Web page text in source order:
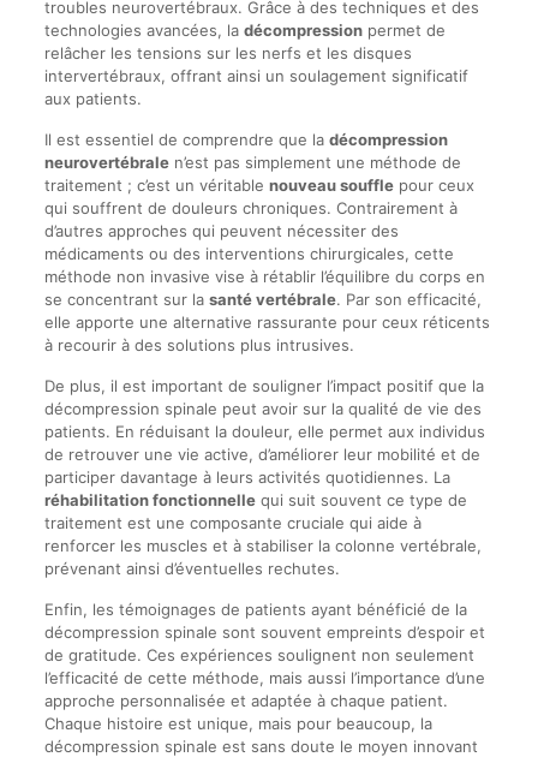
troubles neurovertébraux. Grâce à des techniques et des
technologies avancées, la décompressionpermet de
relâcher les tensions sur les nerfs et les disques
intervertébraux, offrant ainsi un soulagement significatif
aux patients.
Il est essentiel de comprendre que la décompression
neurovertébralen’est pas simplement une méthode de
traitement ; c’est un véritable nouveau soufflepour ceux
qui souffrent de douleurs chroniques. Contrairement à
d’autres approches qui peuvent nécessiter des
médicaments ou des interventions chirurgicales, cette
méthode non invasive vise à rétablir l’équilibre du corps en
se concentrant sur la santé vertébrale. Par son efficacité,
elle apporte une alternative rassurante pour ceux réticents
à recourir à des solutions plus intrusives.
De plus, il est important de souligner l’impact positif que la
décompression spinale peut avoir sur la qualité de vie des
patients. En réduisant la douleur, elle permet aux individus
de retrouver une vie active, d’améliorer leur mobilité et de
participer davantage à leurs activités quotidiennes. La
réhabilitation fonctionnellequi suit souvent ce type de
traitement est une composante cruciale qui aide à
renforcer les muscles et à stabiliser la colonne vertébrale,
prévenant ainsi d’éventuelles rechutes.
Enfin, les témoignages de patients ayant bénéficié de la
décompression spinale sont souvent empreints d’espoir et
de gratitude. Ces expériences soulignent non seulement
l’efficacité de cette méthode, mais aussi l’importance d’une
approche personnalisée et adaptée à chaque patient.
Chaque histoire est unique, mais pour beaucoup, la
décompression spinale est sans doute le moyen innovant